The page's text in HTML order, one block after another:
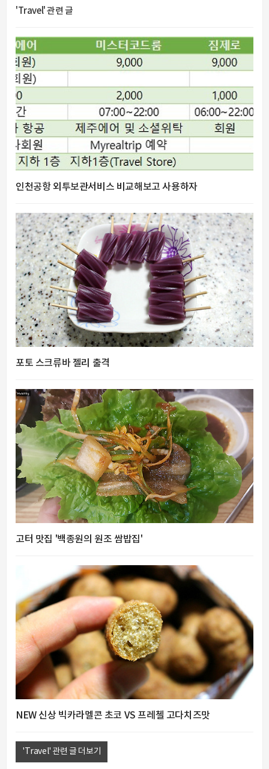
'Travel' 관련 글
인천공항 외투보관서비스 비교해보고 사용하자
포토 스크류바 젤리 출격
고터 맛집 '백종원의 원조 쌈밥집'
NEW 신상 빅카라멜콘 초코 VS 프레첼 고다치즈맛
'Travel' 관련 글 더보기